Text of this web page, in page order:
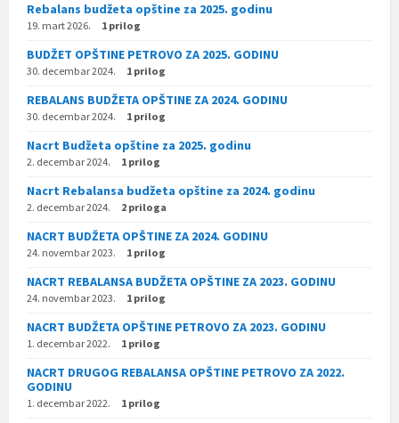
Rebalans budžeta opštine za 2025. godinu
19. mart 2026. 1 prilog
BUDŽET OPŠTINE PETROVO ZA 2025. GODINU
30. decembar 2024. 1 prilog
REBALANS BUDŽETA OPŠTINE ZA 2024. GODINU
30. decembar 2024. 1 prilog
Nacrt Budžeta opštine za 2025. godinu
2. decembar 2024. 1 prilog
Nacrt Rebalansa budžeta opštine za 2024. godinu
2. decembar 2024. 2 priloga
NACRT BUDŽETA OPŠTINE ZA 2024. GODINU
24. novembar 2023. 1 prilog
NACRT REBALANSA BUDŽETA OPŠTINE ZA 2023. GODINU
24. novembar 2023. 1 prilog
NACRT BUDŽETA OPŠTINE PETROVO ZA 2023. GODINU
1. decembar 2022. 1 prilog
NACRT DRUGOG REBALANSA OPŠTINE PETROVO ZA 2022.
GODINU
1. decembar 2022. 1 prilog